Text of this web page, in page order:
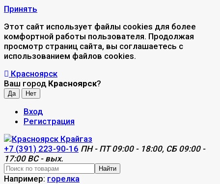
Принять
Этот сайт использует файлы cookies для более
комфортной работы пользователя. Продолжая
просмотр страниц сайта, вы соглашаетесь с
использованием файлов cookies.
Красноярск
Ваш город Красноярск?
Вход
Регистрация
+7 (391) 223-90-16 ПН - ПТ 09:00 - 18:00, СБ 09:00 -
17:00 ВС - вых.
Найти
Например: горелка